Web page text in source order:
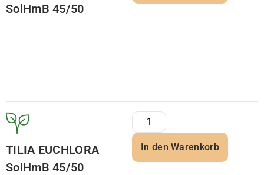
SolHmB 45/50
TILIA EUCHLORA
SolHmB 45/50
In den Warenkorb